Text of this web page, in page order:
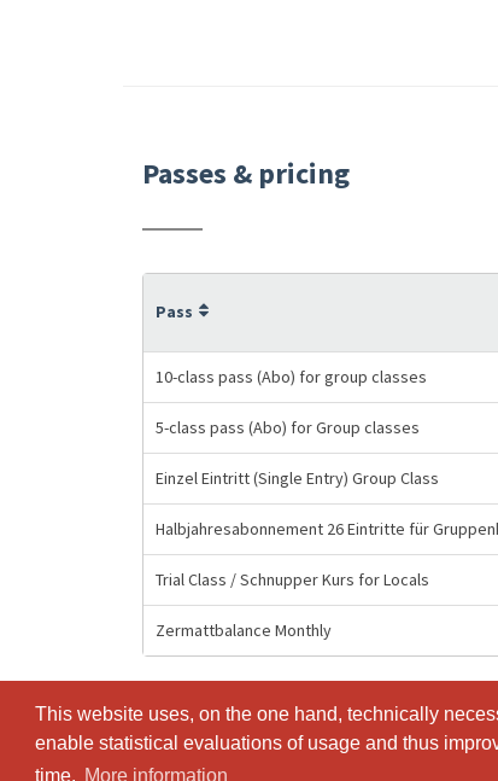
This website uses, on the one hand, technically
enable statistical evaluations of usage and thus
time. More information
This website uses, on the one hand, technically
enable statistical evaluations of usage and thus
time. More information
Passes & pricing
Pass
10-class pass (Abo) for group classes
5-class pass (Abo) for Group classes
Einzel Eintritt (Single Entry) Group Class
Halbjahresabonnement 26 Eintritte für
Trial Class / Schnupper Kurs for Locals
Zermattbalance Monthly
© SportsNow® 2026. The Swiss software for your